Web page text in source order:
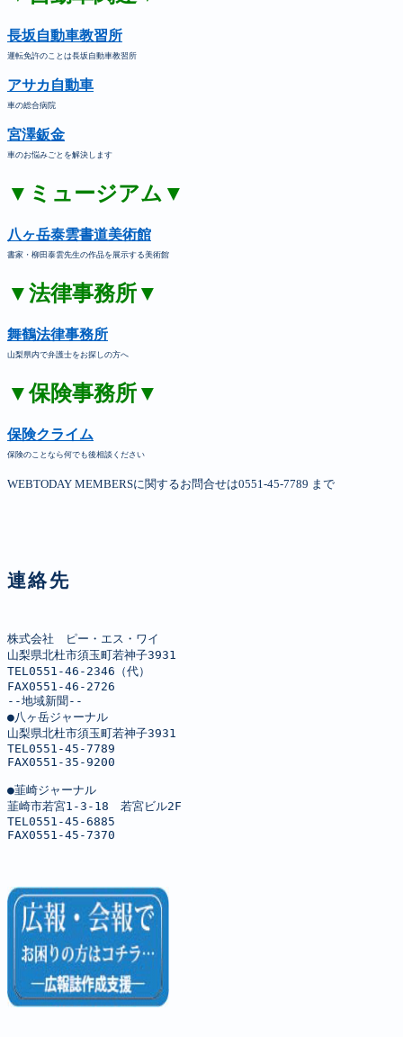
長坂自動車教習所
運転免許のことは長坂自動車教習所
アサカ自動車
車の総合病院
宮澤鈑金
車のお悩みごとを解決します
▼ミュージアム▼
八ヶ岳泰雲書道美術館
書家・柳田泰雲先生の作品を展示する美術館
▼法律事務所▼
舞鶴法律事務所
山梨県内で弁護士をお探しの方へ
▼保険事務所▼
保険クライム
保険のことなら何でも後相談ください
WEBTODAY MEMBERSに関するお問合せは0551-45-7789 まで
連絡先
株式会社　ピー・エス・ワイ
山梨県北杜市須玉町若神子3931
TEL0551-46-2346（代）
FAX0551-46-2726
--地域新聞--
●八ヶ岳ジャーナル
山梨県北杜市須玉町若神子3931
TEL0551-45-7789
FAX0551-35-9200
●韮崎ジャーナル
韮崎市若宮1-3-18　若宮ビル2F
TEL0551-45-6885
FAX0551-45-7370